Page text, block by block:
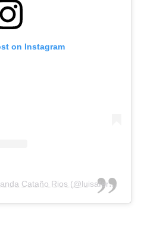
on Instagram
A post shared by Luisa Fernanda Cataño Rios (@luisafernandaw)